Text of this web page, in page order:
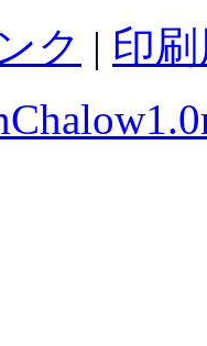
ク | 印